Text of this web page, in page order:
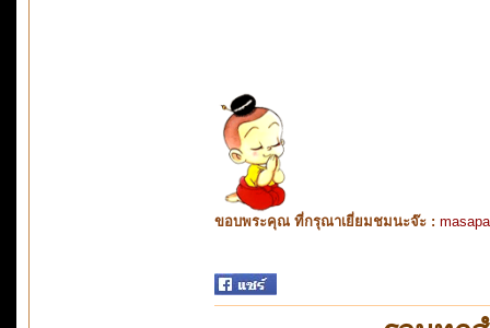
ขอบพระคุณ ที่กรุณาเยี่ยมชมนะจ๊ะ :